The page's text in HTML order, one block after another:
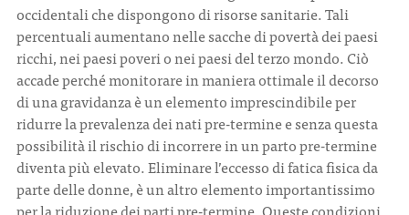
occidentali che dispongono di risorse sanitarie. Tali
percentuali aumentano nelle sacche di povertà dei paesi
ricchi, nei paesi poveri o nei paesi del terzo mondo. Ciò
accade perché monitorare in maniera ottimale il decorso
di una gravidanza è un elemento imprescindibile per
ridurre la prevalenza dei nati pre-termine e senza questa
possibilità il rischio di incorrere in un parto pre-termine
diventa più elevato. Eliminare l’eccesso di fatica fisica da
parte delle donne, è un altro elemento importantissimo